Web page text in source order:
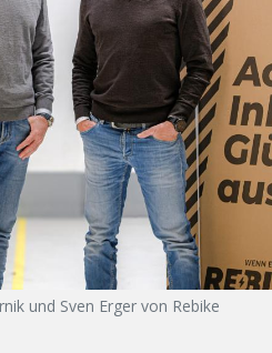
und Sven Erger von Rebike